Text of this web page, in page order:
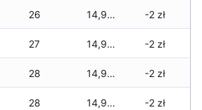
26 14,995 zł -2 zł
27 14,955 zł -2 zł
28 14,955 zł -2 zł
28 14,905 zł -2 zł